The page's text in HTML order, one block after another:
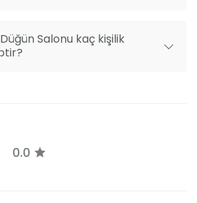
Salonu kaç kişilik
0.0